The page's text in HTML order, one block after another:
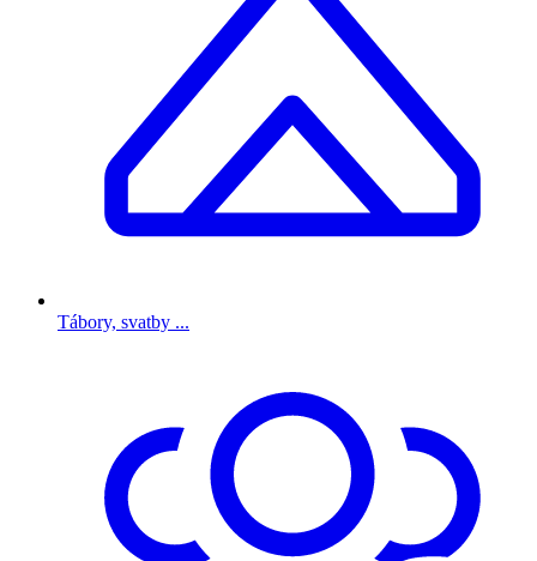
Tábory, svatby ...